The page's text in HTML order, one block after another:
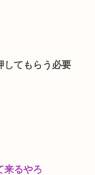
してもらう必要
来るやろ